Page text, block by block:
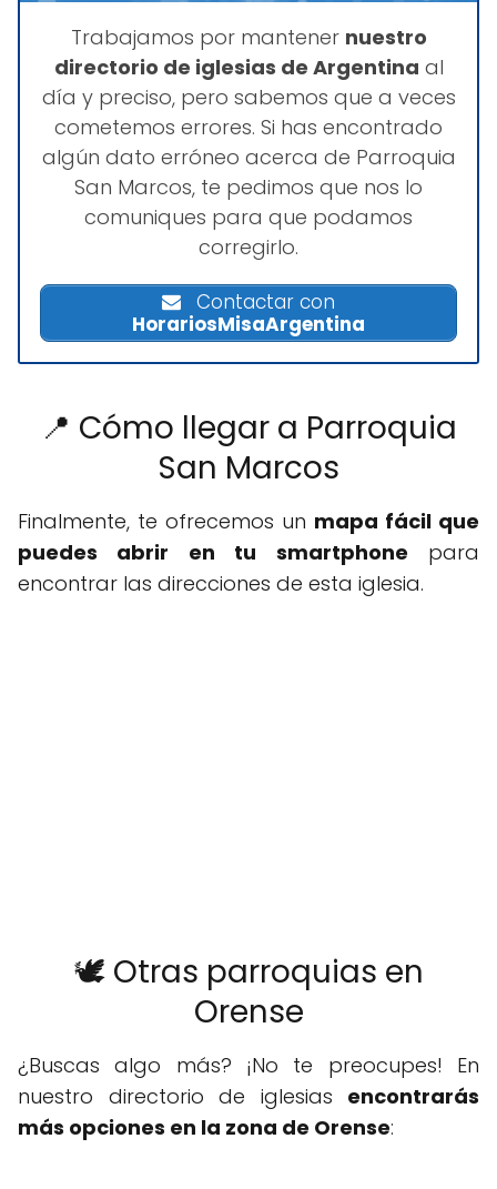
Trabajamos por mantener nuestro
directorio de iglesias de Argentina al
día y preciso, pero sabemos que a veces
cometemos errores. Si has encontrado
algún dato erróneo acerca de Parroquia
San Marcos, te pedimos que nos lo
comuniques para que podamos
corregirlo.
Contactar con
HorariosMisaArgentina
📍 Cómo llegar a Parroquia
San Marcos
Finalmente, te ofrecemos un mapa fácil que
puedes abrir en tu smartphone para
encontrar las direcciones de esta iglesia.
🕊️ Otras parroquias en
Orense
¿Buscas algo más? ¡No te preocupes! En
nuestro directorio de iglesias encontrarás
más opciones en la zona de Orense: